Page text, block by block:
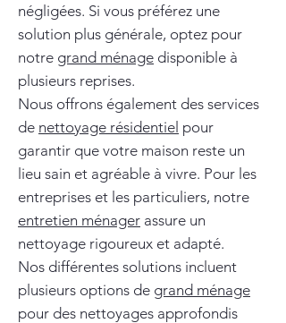
négligées. Si vous préférez une
solution plus générale, optez pour
notre grand ménage disponible à
plusieurs reprises.
Nous offrons également des services
de nettoyage résidentiel pour
garantir que votre maison reste un
lieu sain et agréable à vivre. Pour les
entreprises et les particuliers, notre
entretien ménager assure un
nettoyage rigoureux et adapté.
Nos différentes solutions incluent
plusieurs options de grand ménage
pour des nettoyages approfondis